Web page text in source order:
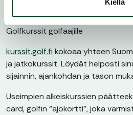
Golfkurssit golfaajille
kurssit.golf.fi kokoaa yhteen
ja jatkokurssit. Löydät helposti
sijainnin, ajankohdan ja tason
Useimpien alkeiskurssien
card, golfin “ajokortti”, joka